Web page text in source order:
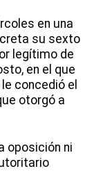
en una
su sexto
legítimo de
en el que
concedió el
otorgó a
oposición ni